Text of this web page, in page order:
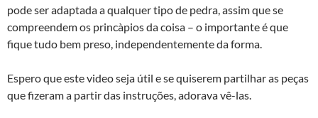
pode ser adaptada a qualquer tipo de pedra, assim que se
compreendem os princà­pios da coisa – o importante é que
fique tudo bem preso, independentemente da forma.
Espero que este video seja útil e se quiserem partilhar as peças
que fizeram a partir das instruções, adorava vê-las.